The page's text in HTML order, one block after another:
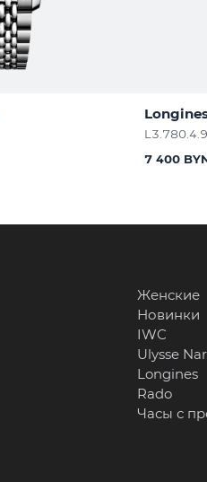
7 400
Женские
Новинки
IWC
Ulysse
Longines
Rado
Часы с